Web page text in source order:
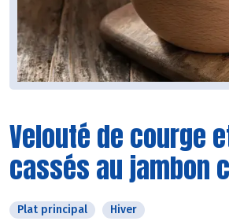
Velouté de courge
cassés au jambon
Plat principal Hiver